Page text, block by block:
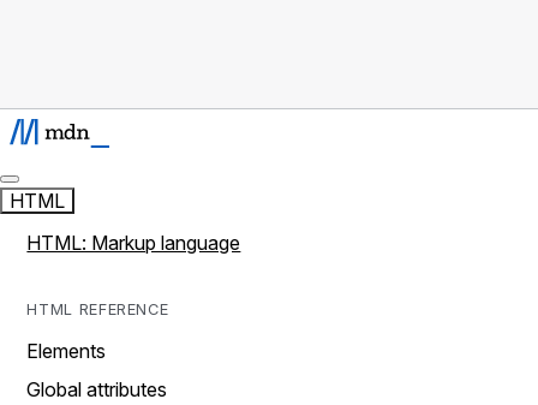
HTML
HTML: Markup language
HTML REFERENCE
Elements
Global attributes